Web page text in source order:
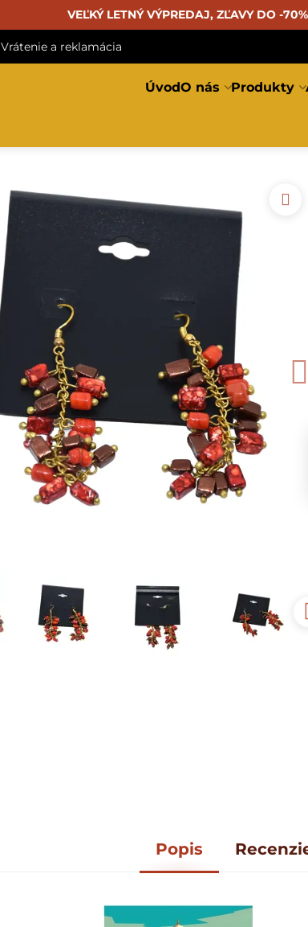
VEĽKÝ LETNÝ VÝPREDAJ, ZĽAVY DO -70%
Vrátenie a reklamácia
ÚvodO nás Produkty
Popis